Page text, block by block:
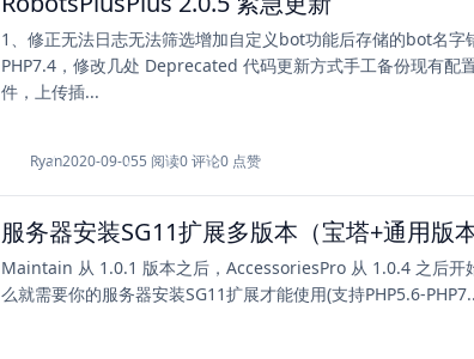
2020-09-05
1、修正无法日志无法筛选增加自定义bot功能后存储的bot名字
PHP7.4，修改几处 Deprecated 代码更新方式手工备份现有配
件，上传插...
Ryan2020-09-055 阅读0 评论0 点赞
2020-06-13
服务器安装SG11扩展多版本（宝塔+通用版
Maintain 从 1.0.1 版本之后，AccessoriesPro 从 1.0.4 之后开
么就需要你的服务器安装SG11扩展才能使用(支持PHP5.6-